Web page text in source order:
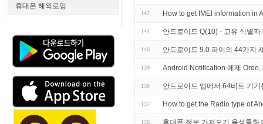
휴대폰 해외로밍
142 How to get IMEI information in
141 안드로이드 Q(10) - 고유 식별자
140 안드로이드 9.0 파이의 44가지
139 Android Notification 예제 Oreo,
138 안드로이드 앱에서 64비트 기
137 How to get the Radio type of
136 휴대폰 정보 가져오기 음성통